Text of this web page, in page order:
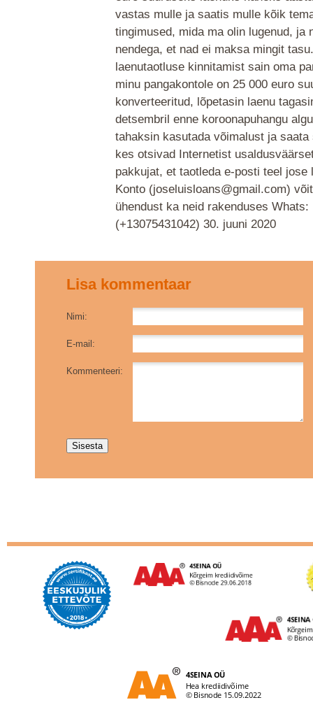
vastas mulle ja saatis mulle kõik
tingimused, mida ma olin lugenud, ja
nendega, et nad ei maksa mingit
laenutaotluse kinnitamist sain oma
minu pangakontole on 25 000 euro
konverteeritud, lõpetasin laenu
detsembril enne koroonapuhangu
tahaksin kasutada võimalust ja saata
kes otsivad Internetist
pakkujat, et taotleda e-posti teel jose
Konto (joseluisloans@gmail.com)
ühendust ka neid rakenduses Whats:
(+13075431042) 30. juuni 2020
Lisa kommentaar
Nimi:
E-mail:
Kommenteeri: